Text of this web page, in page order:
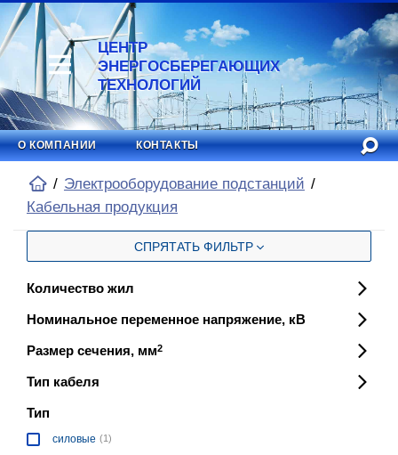
ЦЕНТР
ЭНЕРГОСБЕРЕГАЮЩИХ
ТЕХНОЛОГИЙ
О КОМПАНИИ КОНТАКТЫ
Электрооборудование подстанций
Кабельная продукция
СПРЯТАТЬ ФИЛЬТР
Количество жил
Номинальное переменное напряжение, кВ
Размер сечения, мм2
Тип кабеля
Тип
силовые (1)